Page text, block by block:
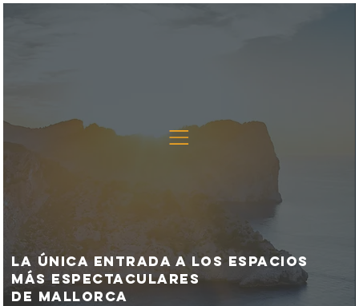
La única entrada a los espacios
más espectaculares
de Mallorca